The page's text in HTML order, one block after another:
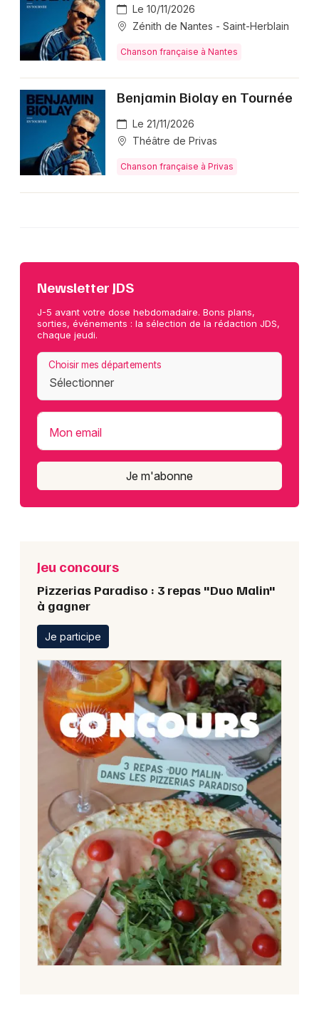
Le 10/11/2026
Zénith de Nantes - Saint-Herblain
Chanson française à Nantes
Benjamin Biolay en Tournée
Le 21/11/2026
Théâtre de Privas
Chanson française à Privas
Newsletter JDS
J-5 avant votre dose hebdomadaire. Bons plans,
sorties, événements : la sélection de la rédaction JDS,
chaque jeudi.
Choisir mes départements
Mon email
Je m'abonne
Jeu concours
Pizzerias Paradiso : 3 repas "Duo Malin"
à gagner
Je participe